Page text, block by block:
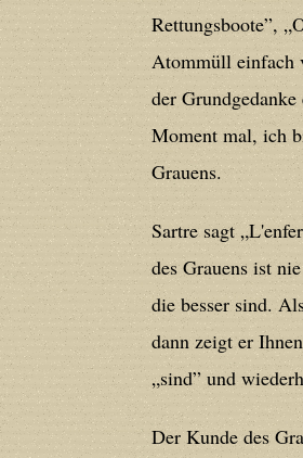
/home/users/confidit/
Deprecated: Creation
deprecated in/home/
line179
Deprecated: Creation
in/home/users/
Deprecated: Creation
deprecated in/home/
line210
Rettungsboote”,
Atommüll einfach
der
Moment mal, ich
Grauens.
Sartre sagt
des Grauens ist
die besser sind.
dann zeigt er
„sind” und
Der Kunde des